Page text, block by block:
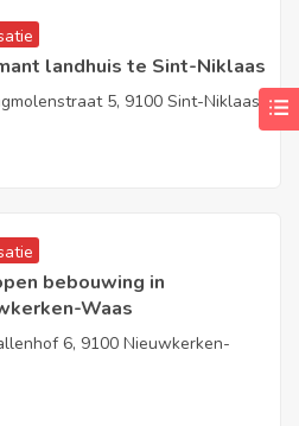
landhuis te Sint-Niklaas
5, 9100 Sint-Niklaas
bebouwing in
Waas
6, 9100 Nieuwkerken-